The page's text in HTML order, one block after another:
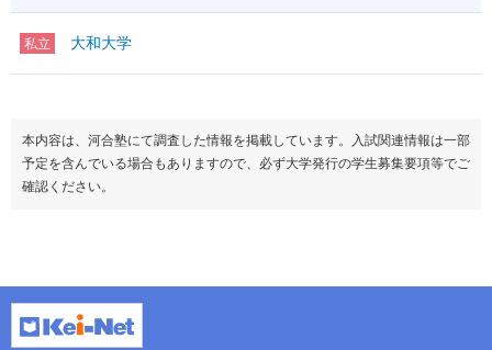
私立 大和大学
本内容は、河合塾にて調査した情報を掲載しています。入試関連情報は一部
予定を含んでいる場合もありますので、必ず大学発行の学生募集要項等でご
確認ください。